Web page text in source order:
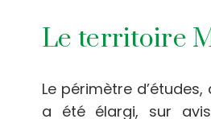
Le territoire
Le périmètre
a été élargi, sur